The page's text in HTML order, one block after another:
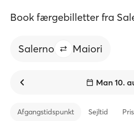
Book færgebilletter fra
Salerno Maiori
Man 10.
Afgangstidspunkt Sejltid Pris